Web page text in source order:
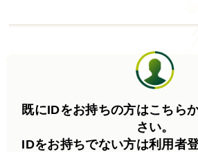
既にIDをお持ちの方はこちら
さい。
IDをお持ちでない方は利用者